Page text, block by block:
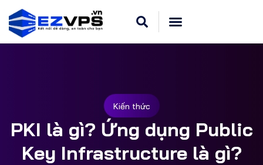
Kiến thức
PKI là gì? Ứng dụng Public
Key Infrastructure là gì?